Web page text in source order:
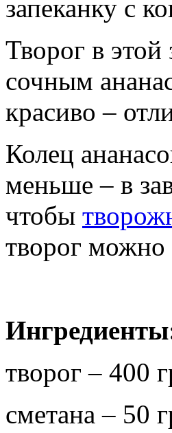
запеканку с
Творог в этой
сочным
красиво –
Колец
меньше – в
чтобы
творог можно
творог – 400
сметана – 50